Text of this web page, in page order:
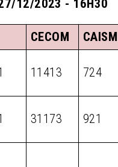
12/2023 - 16H30
CECOM CAISM
11413 724
31173 921